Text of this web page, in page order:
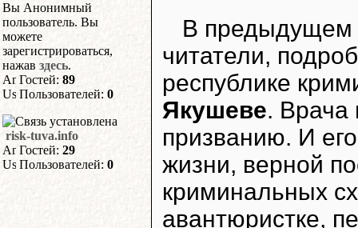
Вы Анонимный
пользователь. Вы
можете
зарегистрироваться,
нажав здесь.
Гостей: 89
Пользователей: 0
risk-tuva.info
Гостей: 29
Пользователей: 0
В
читатели,
республике
Якушеве. Врача
призванию. И
жизни, верной
криминальных
авантюристке,